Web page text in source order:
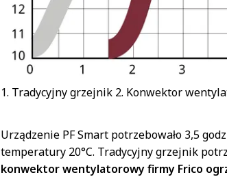
1. Tradycyjny grzejnik 2. Konwektor
Urządzenie PF Smart potrzebowało 3,5
temperatury 20°C. Tradycyjny grzejnik
konwektor wentylatorowy firmy Frico